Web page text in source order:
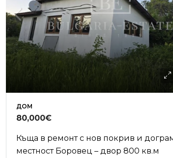
ДОМ
80,000€
Къща в ремонт с нов покрив и
местност Боровец – двор 800 кв.м